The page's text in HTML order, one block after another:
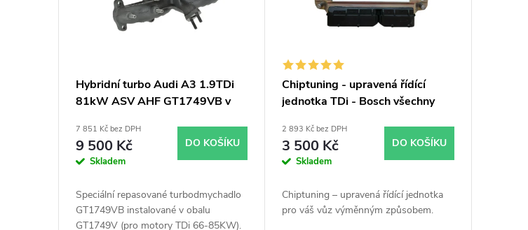
Hybridní turbo Audi A3 1.9TDi
81kW ASV AHF GT1749VB v
7 851 Kč bez DPH
9 500 Kč
Skladem
DO KOŠÍKU
Speciální repasované turbodmychadlo
GT1749VB instalované v obalu
GT1749V (pro motory TDi 66-85KW).
Chiptuning - upravená řídící
jednotka TDi - Bosch všechny
2 893 Kč bez DPH
3 500 Kč
Skladem
DO KOŠÍKU
Chiptuning – upravená řídící jednotka
pro váš vůz výměnným způsobem.